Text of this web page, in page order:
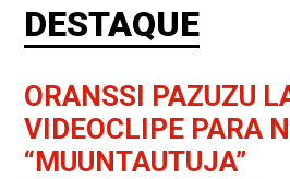
DESTAQUE
ORANSSI PAZUZU
VIDEOCLIPE PARA
“MUUNTAUTUJA”